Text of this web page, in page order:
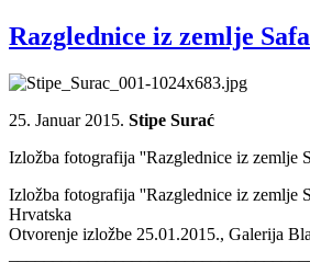
Razglednice iz zemlje
25. Januar 2015. Stipe Surać
Izložba fotografija ''Razglednice iz zemlje
Izložba fotografija ''Razglednice iz zemlje
Hrvatska
Otvorenje izložbe 25.01.2015., Galerija